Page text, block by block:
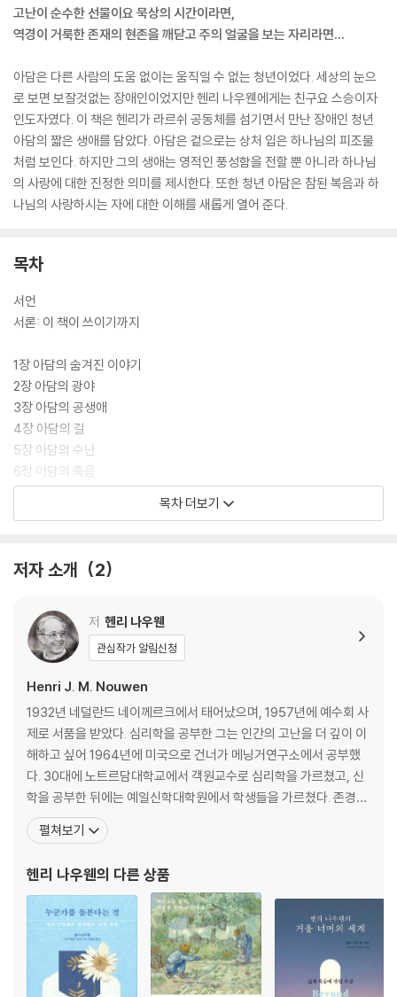
고난이 순수한 선물이요 묵상의 시간이라면,
역경이 거룩한 존재의 현존을 깨닫고 주의 얼굴을 보는 자리라면…
아담은 다른 사람의 도움 없이는 움직일 수 없는 청년이었다. 세상의 눈으
로 보면 보잘것없는 장애인이었지만 헨리 나우웬에게는 친구요 스승이자
인도자였다. 이 책은 헨리가 라르쉬 공동체를 섬기면서 만난 장애인 청년
아담의 짧은 생애를 담았다. 아담은 겉으로는 상처 입은 하나님의 피조물
처럼 보인다. 하지만 그의 생애는 영적인 풍성함을 전할 뿐 아니라 하나님
의 사랑에 대한 진정한 의미를 제시한다. 또한 청년 아담은 참된 복음과 하
나님의 사랑하시는 자에 대한 이해를 새롭게 열어 준다.
목차
서언
서론: 이 책이 쓰이기까지
1장 아담의 숨겨진 이야기
2장 아담의 광야
3장 아담의 공생애
4장 아담의 길
5장 아담의 수난
6장 아담의 죽음
7장 아담의 장례
결론
목차 더보기
저자 소개 2
저 헨리 나우웬
관심작가 알림신청
Henri J. M. Nouwen
1932년 네덜란드 네이께르크에서 태어났으며, 1957년에 예수회 사
제로 서품을 받았다. 심리학을 공부한 그는 인간의 고난을 더 깊이 이
해하고 싶어 1964년에 미국으로 건너가 메닝거연구소에서 공부했
다. 30대에 노트르담대학교에서 객원교수로 심리학을 가르쳤고, 신
학을 공부한 뒤에는 예일신학대학원에서 학생들을 가르쳤다. 존경받
는 교수이자 학자로서의 헨리 나우웬의 삶의 행보는 1981년을 기점
으로 큰 변화를 맞게 된다. 그는 ‘하나님 사랑’에 빚진 자로서 거룩한
냈다. 이후 다시 대학 강단으로 돌아와 3년간 하버드
펼쳐보기
헨리 나우웬의 다른 상품